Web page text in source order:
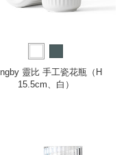
靈比 手工瓷花瓶（H
15.5cm、白）